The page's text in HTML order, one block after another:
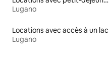
Lugano
Locations avec accès à un lac
Lugano